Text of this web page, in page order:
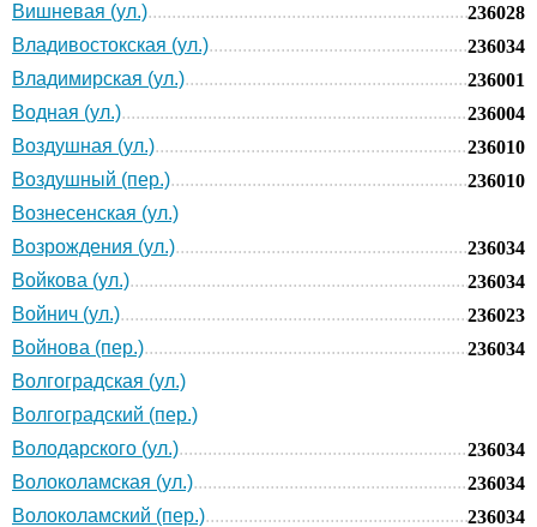
Вишневая (ул.)
236028
Владивостокская (ул.)
236034
Владимирская (ул.)
236001
Водная (ул.)
236004
Воздушная (ул.)
236010
Воздушный (пер.)
236010
Вознесенская (ул.)
Возрождения (ул.)
236034
Войкова (ул.)
236034
Войнич (ул.)
236023
Войнова (пер.)
236034
Волгоградская (ул.)
Волгоградский (пер.)
Володарского (ул.)
236034
Волоколамская (ул.)
236034
Волоколамский (пер.)
236034